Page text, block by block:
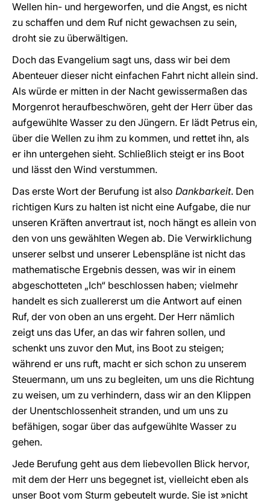
Wellen hin- und hergeworfen, und die Angst, es nicht
zu schaffen und dem Ruf nicht gewachsen zu sein,
droht sie zu überwältigen.
Doch das Evangelium sagt uns, dass wir bei dem
Abenteuer dieser nicht einfachen Fahrt nicht allein sind.
Als würde er mitten in der Nacht gewissermaßen das
Morgenrot heraufbeschwören, geht der Herr über das
aufgewühlte Wasser zu den Jüngern. Er lädt Petrus ein,
über die Wellen zu ihm zu kommen, und rettet ihn, als
er ihn untergehen sieht. Schließlich steigt er ins Boot
und lässt den Wind verstummen.
Das erste Wort der Berufung ist also Dankbarkeit. Den
richtigen Kurs zu halten ist nicht eine Aufgabe, die nur
unseren Kräften anvertraut ist, noch hängt es allein von
den von uns gewählten Wegen ab. Die Verwirklichung
unserer selbst und unserer Lebenspläne ist nicht das
mathematische Ergebnis dessen, was wir in einem
abgeschotteten „Ich“ beschlossen haben; vielmehr
handelt es sich zuallererst um die Antwort auf einen
Ruf, der von oben an uns ergeht. Der Herr nämlich
zeigt uns das Ufer, an das wir fahren sollen, und
schenkt uns zuvor den Mut, ins Boot zu steigen;
während er uns ruft, macht er sich schon zu unserem
Steuermann, um uns zu begleiten, um uns die Richtung
zu weisen, um zu verhindern, dass wir an den Klippen
der Unentschlossenheit stranden, und um uns zu
befähigen, sogar über das aufgewühlte Wasser zu
gehen.
Jede Berufung geht aus dem liebevollen Blick hervor,
mit dem der Herr uns begegnet ist, vielleicht eben als
unser Boot vom Sturm gebeutelt wurde. Sie ist »nicht